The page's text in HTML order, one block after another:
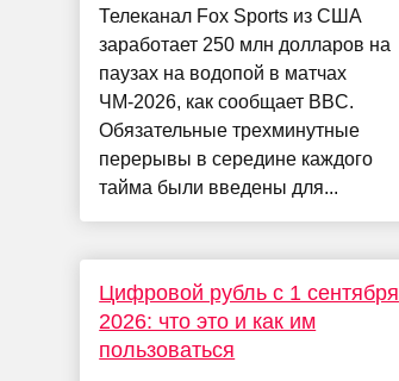
Телеканал Fox Sports из США
заработает 250 млн долларов на
паузах на водопой в матчах
ЧМ-2026, как сообщает BBC.
Обязательные трехминутные
перерывы в середине каждого
тайма были введены для...
Цифровой рубль с 1 сентября
2026: что это и как им
пользоваться